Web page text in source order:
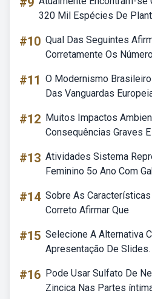
320 Mil Espécies De
#10 Qual Das Seguintes
Corretamente Os
#11 O Modernismo
Das Vanguardas
#12 Muitos Impactos
Consequências Graves
#13 Atividades Sistema
Feminino 5o Ano Com
#14 Sobre As
Correto Afirmar Que
#15 Selecione A Alternativa
Apresentação De Slides.
#16 Pode Usar Sulfato De
Zincica Nas Partes